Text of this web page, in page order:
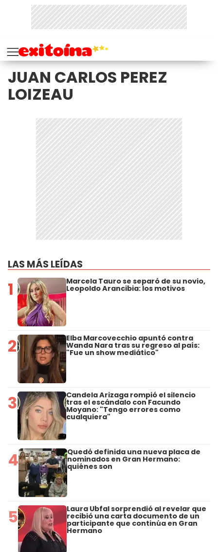
JUAN CARLOS PEREZ
LOIZEAU
LAS MÁS LEÍDAS
1 Marcela Tauro se separó de su novio,
Leopoldo Arancibia: los motivos
2 Elba Marcovecchio apuntó contra
Wanda Nara tras su regreso al país:
"Fue un show mediático"
3 Candela Arizaga rompió el silencio
tras el escándalo con Facundo
Moyano: "Tengo errores como
cualquiera"
4 Quedó definida una nueva placa de
nominados en Gran Hermano:
quiénes son
5 Laura Ubfal sorprendió al revelar que
recibió una carta documento de un
participante que continúa en Gran
Hermano